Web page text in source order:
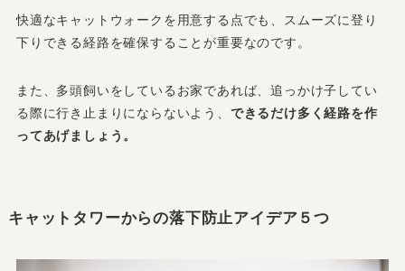
快適なキャットウォークを用意する点でも、スムーズに登り
下りできる経路を確保することが重要なのです。
また、多頭飼いをしているお家であれば、追っかけ子してい
る際に行き止まりにならないよう、 できるだけ多く経路を作
ってあげましょう。
キャットタワーからの落下防止アイデア５つ